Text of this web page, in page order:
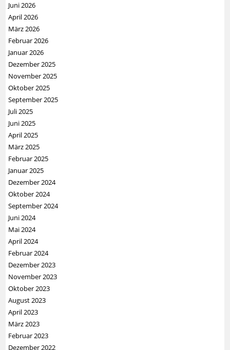
Juni 2026
April 2026
März 2026
Februar 2026
Januar 2026
Dezember 2025
November 2025
Oktober 2025
September 2025
Juli 2025
Juni 2025
April 2025
März 2025
Februar 2025
Januar 2025
Dezember 2024
Oktober 2024
September 2024
Juni 2024
Mai 2024
April 2024
Februar 2024
Dezember 2023
November 2023
Oktober 2023
August 2023
April 2023
März 2023
Februar 2023
Dezember 2022